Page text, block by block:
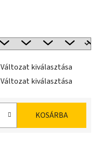
Változat kiválasztása
Változat kiválasztása
KOSÁRBA